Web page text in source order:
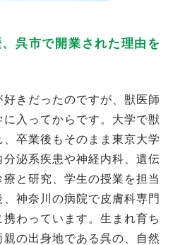
呉市で開業された理由を
きだったのですが、獣医師
入ってからです。大学で獣
卒業後もそのまま東京大学
泌系疾患や神経内科、遺伝
と研究、学生の授業を担当
神奈川の病院で皮膚科専門
わっています。生まれ育ち
の出身地である呉の、自然